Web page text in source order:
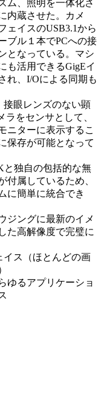
ム、照明を一体化さ
内蔵させた。カメ
ェイスのUSB3.1から
ブル１本でPCへの接
となっている。マシ
も活用できるGigEイ
れ、I/Oによる同期も
眼レンズのない顕
をセンサとして、
ニターに表示するこ
保存が可能となって
と独自の包括的な無
付属しているため、
に簡単に統合でき
ジングに最新のイメ
た高解像度で完璧に
イス（ほとんどの画
ゆるアプリケーショ